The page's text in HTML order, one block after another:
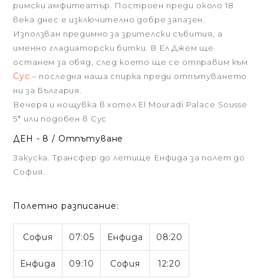
римски амфитеатър. Построен преди около 18
века днес е изключително добре запазен.
Използван предимно за зрителски събития, а
именно гладиаторски битки. В Ел Джем ще
останем за обяд, след което ще се отправим към
Сус – последна наша спирка преди отпътуването
ни за България.
Вечеря и нощувка в хотел El Mouradi Palace Sousse
5* или подобен в Сус
ДЕН - 8 / Отпътуване
Закуска. Трансфер до летище Енфида за полет до
София.
Полетно разписание:
София 07:05 Енфида 08:20
Енфида 09:10 София 12:20